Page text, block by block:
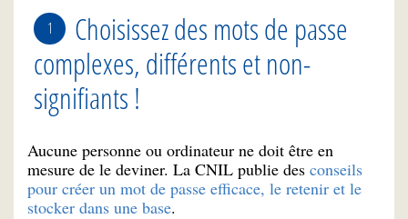
Choisissez des mots de passe
complexes, différents et non-
signifiants !
Aucune personne ou ordinateur ne doit être en
mesure de le deviner. La CNIL publie des conseils
pour créer un mot de passe efficace, le retenir et le
stocker dans une base.